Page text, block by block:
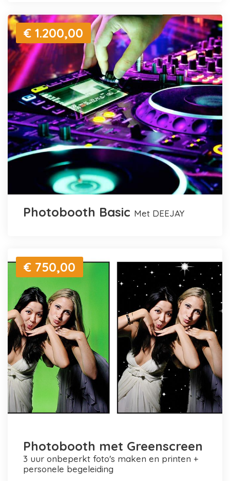
€ 1.200,00
Photobooth Basic met DEEJAY
€ 750,00
Photobooth met Greenscreen
3 uur onbeperkt foto's maken en printen +
personele begeleiding